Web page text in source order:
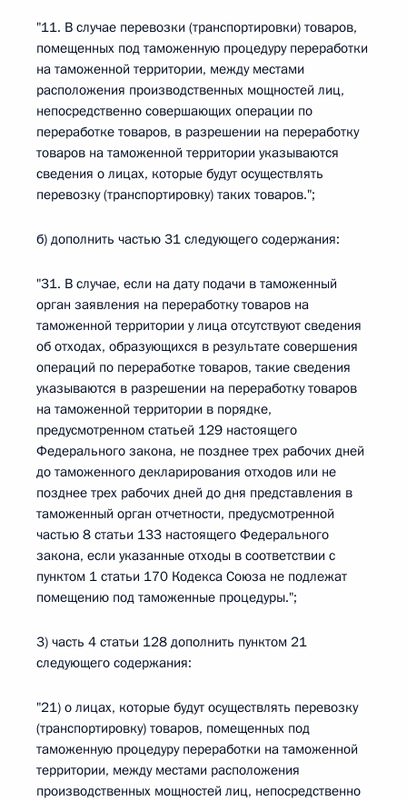
"11. В случае перевозки (транспортировки) товаров,
помещенных под таможенную процедуру переработки
на таможенной территории, между местами
расположения производственных мощностей лиц,
непосредственно совершающих операции по
переработке товаров, в разрешении на переработку
товаров на таможенной территории указываются
сведения о лицах, которые будут осуществлять
перевозку (транспортировку) таких товаров.";
б) дополнить частью 31 следующего содержания:
"31. В случае, если на дату подачи в таможенный
орган заявления на переработку товаров на
таможенной территории у лица отсутствуют сведения
об отходах, образующихся в результате совершения
операций по переработке товаров, такие сведения
указываются в разрешении на переработку товаров
на таможенной территории в порядке,
предусмотренном статьей 129 настоящего
Федерального закона, не позднее трех рабочих дней
до таможенного декларирования отходов или не
позднее трех рабочих дней до дня представления в
таможенный орган отчетности, предусмотренной
частью 8 статьи 133 настоящего Федерального
закона, если указанные отходы в соответствии с
пунктом 1 статьи 170 Кодекса Союза не подлежат
помещению под таможенные процедуры.";
3) часть 4 статьи 128 дополнить пунктом 21
следующего содержания:
"21) о лицах, которые будут осуществлять перевозку
(транспортировку) товаров, помещенных под
таможенную процедуру переработки на таможенной
территории, между местами расположения
производственных мощностей лиц, непосредственно